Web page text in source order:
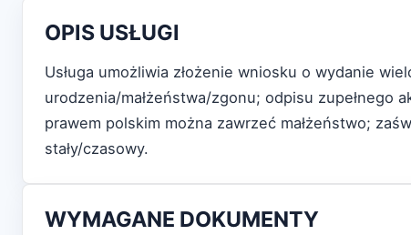
OPIS USŁUGI
Usługa umożliwia złożenie wniosku o wydanie
urodzenia/małżeństwa/zgonu; odpisu zupełnego
prawem polskim można zawrzeć małżeństwo;
stały/czasowy.
WYMAGANE DOKUMENTY